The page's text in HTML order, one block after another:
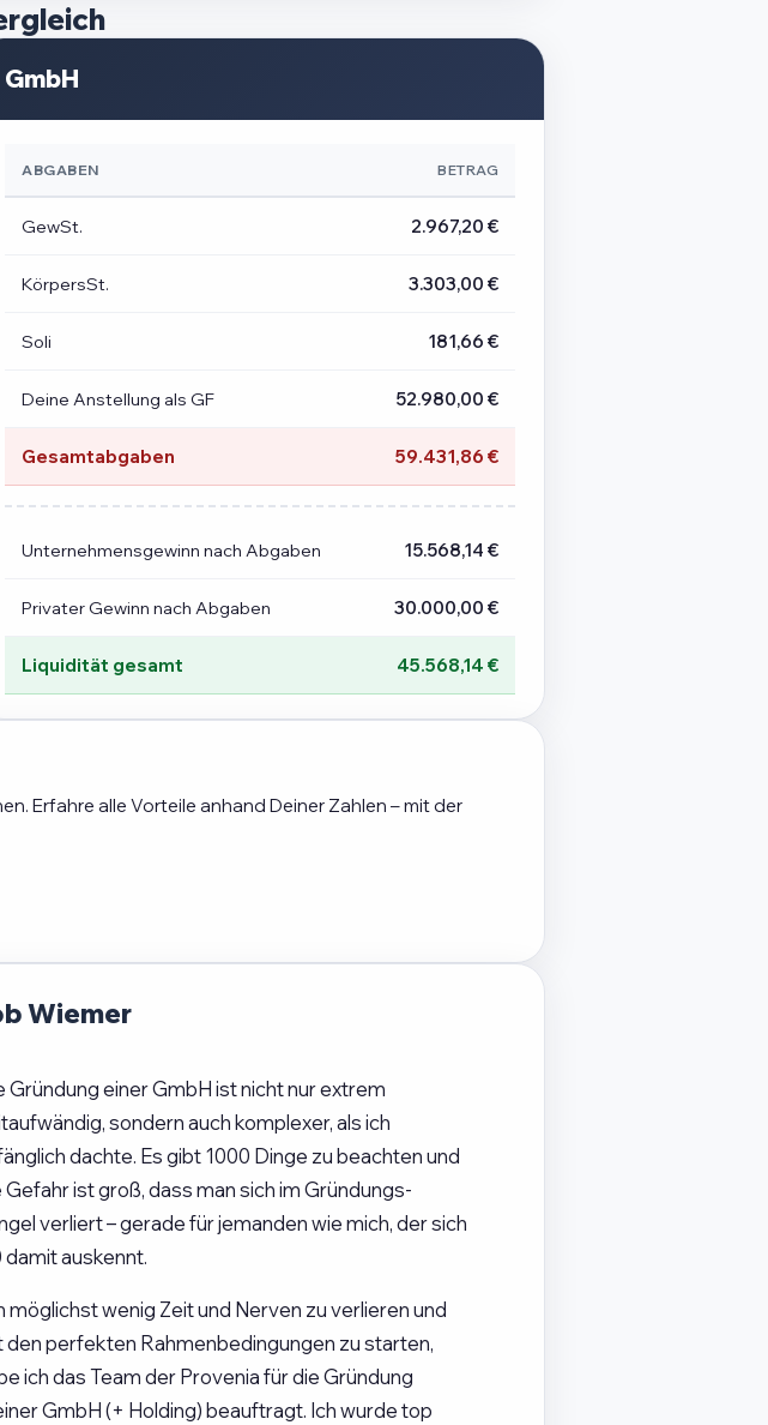
GmbH
ABGABEN BETRAG
GewSt. 2.967,20 €
KörpersSt. 3.303,00 €
Soli 181,66 €
Deine Anstellung als GF 52.980,00 €
Gesamtabgaben 59.431,86 €
Unternehmensgewinn nach Abgaben 15.568,14 €
Privater Gewinn nach Abgaben 30.000,00 €
Liquidität gesamt 45.568,14 €
Erfahre alle Vorteile anhand Deiner Zahlen – mit der
Wiemer
Gründung einer GmbH ist nicht nur extrem
sondern auch komplexer, als ich
dachte. Es gibt 1000 Dinge zu beachten und
Gefahr ist groß, dass man sich im Gründungs-
verliert – gerade für jemanden wie mich, der sich
damit auskennt.
möglichst wenig Zeit und Nerven zu verlieren und
den perfekten Rahmenbedingungen zu starten,
ich das Team der Provenia für die Gründung
GmbH (+ Holding) beauftragt. Ich wurde top